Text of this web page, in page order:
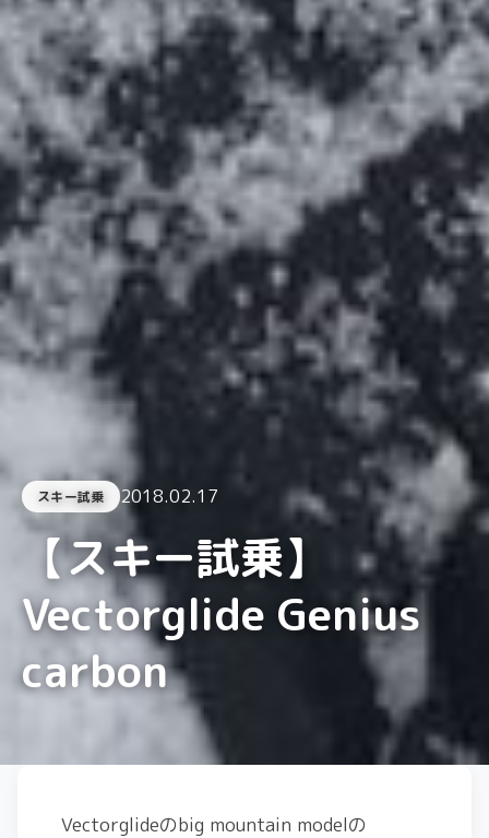
スキー試乗 2018.02.17
【スキー試乗】
Vectorglide Genius
carbon
Vectorglideのbig mountain modelの